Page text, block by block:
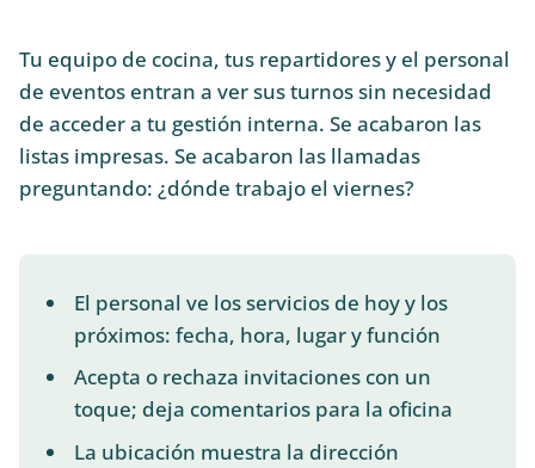
Tu equipo de cocina, tus repartidores y el personal
de eventos entran a ver sus turnos sin necesidad
de acceder a tu gestión interna. Se acabaron las
listas impresas. Se acabaron las llamadas
preguntando: ¿dónde trabajo el viernes?
El personal ve los servicios de hoy y los
próximos: fecha, hora, lugar y función
Acepta o rechaza invitaciones con un
toque; deja comentarios para la oficina
La ubicación muestra la dirección